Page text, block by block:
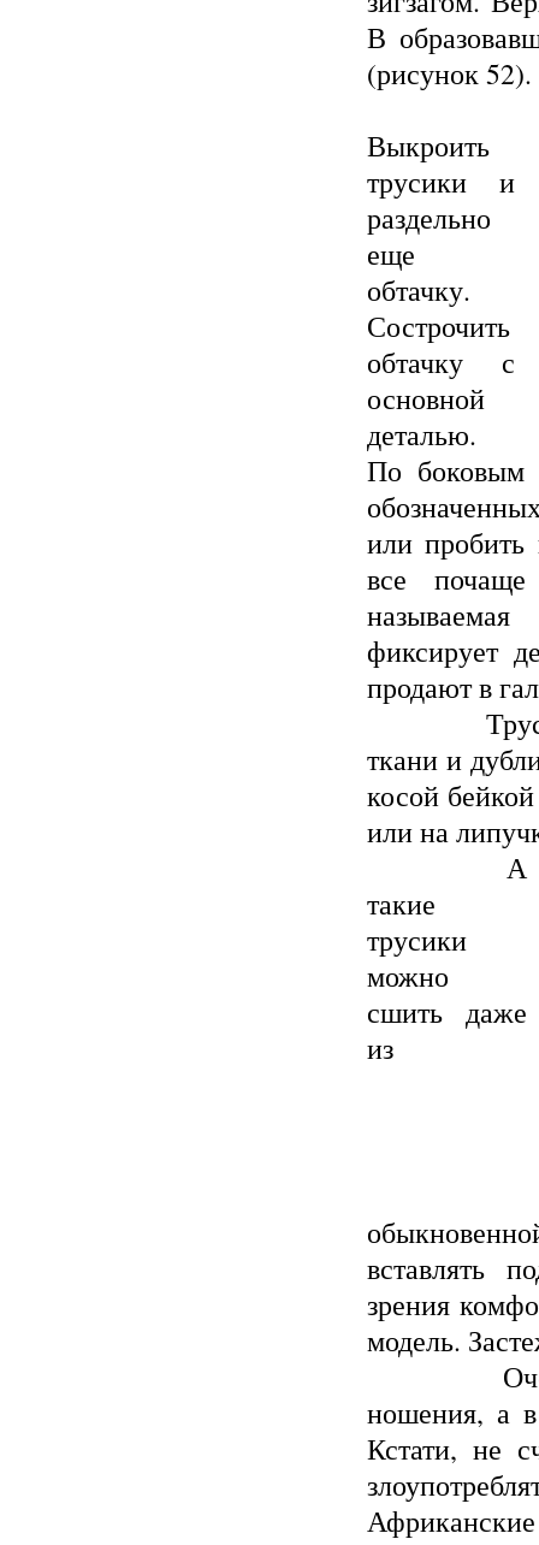
В
(рисунок 52).
Выкроить
трусики и
раздельно
еще
обтачку.
Сострочить
обтачку с
основной
деталью.
По боковым
или пробить
все почаще
фиксирует
продают в
Трусики
ткани и
косой
или на
А
такие
трусики
можно
сшить даже
из
вставлять
зрения
модель.
ношения, а
Кстати, не